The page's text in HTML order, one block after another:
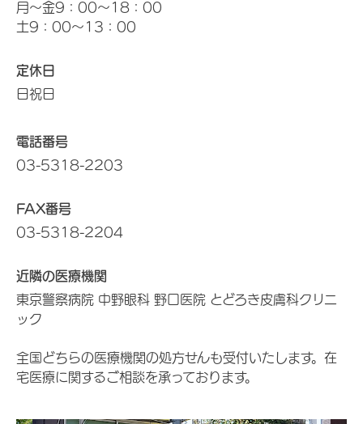
月～金9：00～18：00
土9：00～13：00
定休日
日祝日
電話番号
03-5318-2203
FAX番号
03-5318-2204
近隣の医療機関
東京警察病院 中野眼科 野口医院 とどろき皮膚科クリニ
ック
全国どちらの医療機関の処方せんも受付いたします。在
宅医療に関するご相談を承っております。